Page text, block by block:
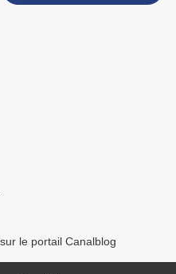
le portail Canalblog